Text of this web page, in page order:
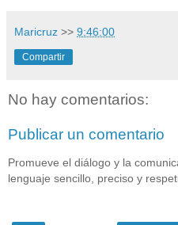
Maricruz >> 9:46:00
Compartir
No hay comentarios:
Publicar un comentario
Promueve el diálogo y la
lenguaje sencillo, preciso y